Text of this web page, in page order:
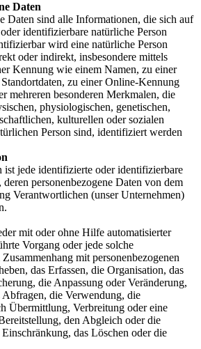
Daten
Daten sind alle Informationen, die sich auf
identifizierbare natürliche Person
wird eine natürliche Person
oder indirekt, insbesondere mittels
Kennung wie einem Namen, zu einer
zu einer Online-Kennung
mehreren besonderen Merkmalen, die
physiologischen, genetischen,
kulturellen oder sozialen
Person sind, identifiziert werden
ist jede identifizierte oder identifizierbare
deren personenbezogene Daten von dem
Verantwortlichen (unser Unternehmen)
mit oder ohne Hilfe automatisierter
Vorgang oder jede solche
mit personenbezogenen
das Erfassen, die Organisation, das
die Anpassung oder Veränderung,
Abfragen, die Verwendung, die
Übermittlung, Verbreitung oder eine
den Abgleich oder die
das Löschen oder die